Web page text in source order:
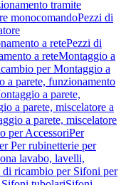
tramite
monocomandoPezzi di
a retePezzi di
a reteMontaggio a
per Montaggio a
a parete, funzionamento
a parete,
a parete, miscelatore a
a parete, miscelatore
per AccessoriPer
Per rubinetterie per
lavabo, lavelli,
di ricambio per Sifoni per